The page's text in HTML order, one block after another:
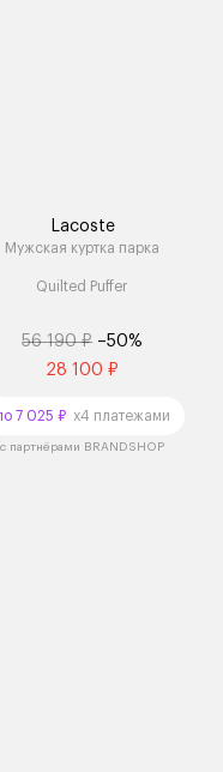
Lacoste
Мужская куртка парка
Quilted Puffer
56 190 ₽ –50%
28 100 ₽
7 025 ₽x4 платежами
с партнёрами BRANDSHOP